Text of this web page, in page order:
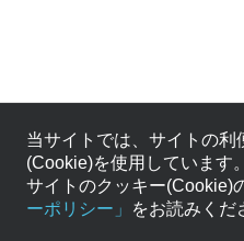
当サイトでは、サイトの
(Cookie)を使用しています。
サイトのクッキー(Cookie)
ーポリシー」
をお読みくだ